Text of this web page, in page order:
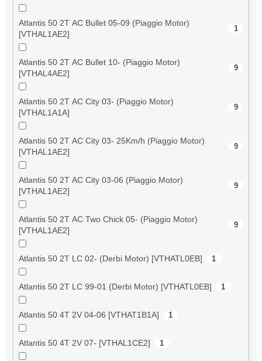
Atlantis 50 2T AC Bullet 05-09 (Piaggio Motor)
[VTHAL1AE2]
1
Atlantis 50 2T AC Bullet 10- (Piaggio Motor)
[VTHAL4AE2]
9
Atlantis 50 2T AC City 03- (Piaggio Motor)
[VTHAL1A1A]
9
Atlantis 50 2T AC City 03- 25Km/h (Piaggio Motor)
[VTHAL1AE2]
9
Atlantis 50 2T AC City 03-06 (Piaggio Motor)
[VTHAL1AE2]
9
Atlantis 50 2T AC Two Chick 05- (Piaggio Motor)
[VTHAL1AE2]
9
Atlantis 50 2T LC 02- (Derbi Motor) [VTHATL0EB] 1
Atlantis 50 2T LC 99-01 (Derbi Motor) [VTHATL0EB] 1
Atlantis 50 4T 2V 04-06 [VTHAT1B1A] 1
Atlantis 50 4T 2V 07- [VTHAL1CE2] 1